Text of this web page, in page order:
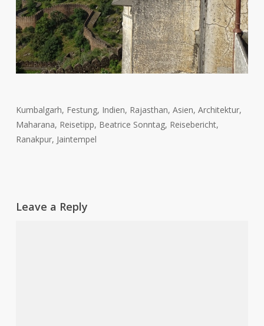
Kumbalgarh, Festung, Indien, Rajasthan, Asien, Architektur,
Maharana, Reisetipp, Beatrice Sonntag, Reisebericht,
Ranakpur, Jaintempel
Leave a Reply